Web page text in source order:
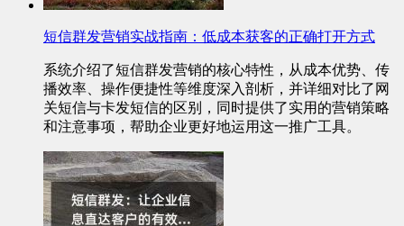
短信群发营销实战指南：低成本获客的正确打开方式
系统介绍了短信群发营销的核心特性，从成本优势、传
播效率、操作便捷性等维度深入剖析，并详细对比了网
关短信与卡发短信的区别，同时提供了实用的营销策略
和注意事项，帮助企业更好地运用这一推广工具。